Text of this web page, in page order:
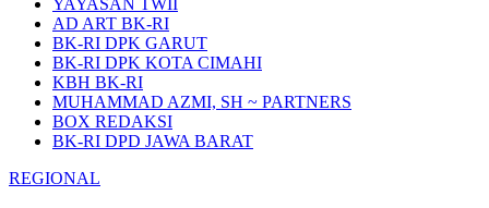
YAYASAN TWII
AD ART BK-RI
BK-RI DPK GARUT
BK-RI DPK KOTA CIMAHI
KBH BK-RI
MUHAMMAD AZMI, SH ~ PARTNERS
BOX REDAKSI
BK-RI DPD JAWA BARAT
REGIONAL